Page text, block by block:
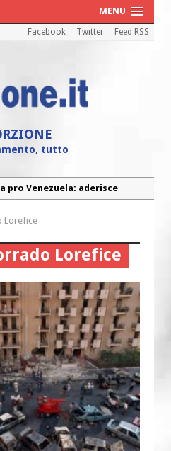
MENU
Facebook Twitter Feed RSS
tutto
pro Venezuela: aderisce
la Chiesa Cattolica inglese si
contro il suicidio assistito
festa della Madonnina a
“Tanta la devozione”
festa di Sant’Andrea:
di legarci al bene”
al Signore di capire ciò che
giusto e santo per la nostra
Lorefice
Lorefice